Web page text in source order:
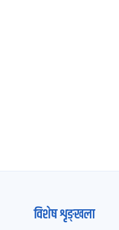
विशेष शृङ्खला